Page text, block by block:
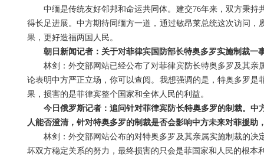
中缅是传统友好邻邦和命运共同体。建交76年来，双方秉
得长足进展。中方期待同缅方一道，通过敏昂莱总统这次访问
果，更好造福两国人民。
朝日新闻记者：关于对菲律宾国防部长特奥多罗实施制裁
林剑：外交部网站已经公布了对菲律宾防长特奥多罗及其
论表明中方严正立场，你可以查阅。我想强调的是，特奥多罗
果，损害的是菲律宾整个国家和全体人民的利益。
今日俄罗斯记者：追问针对菲律宾防长特奥多罗的制裁。
人能否澄清，针对特奥多罗的制裁是否会影响中方未来对菲援助
林剑：外交部网站公布的对特奥多罗及其亲属实施制裁的
坏双方稳定关系的努力，最终损害的只会是菲国家和人民的根本